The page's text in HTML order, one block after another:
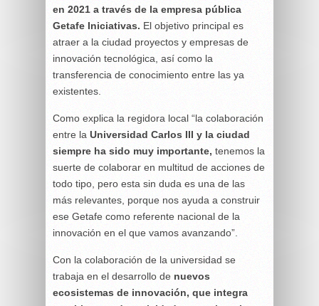
en 2021 a través de la empresa pública
Getafe Iniciativas. El objetivo principal es
atraer a la ciudad proyectos y empresas de
innovación tecnológica, así como la
transferencia de conocimiento entre las ya
existentes.
Como explica la regidora local “la colaboración
entre la Universidad Carlos III y la ciudad
siempre ha sido muy importante, tenemos la
suerte de colaborar en multitud de acciones de
todo tipo, pero esta sin duda es una de las
más relevantes, porque nos ayuda a construir
ese Getafe como referente nacional de la
innovación en el que vamos avanzando”.
Con la colaboración de la universidad se
trabaja en el desarrollo de nuevos
ecosistemas de innovación, que integra